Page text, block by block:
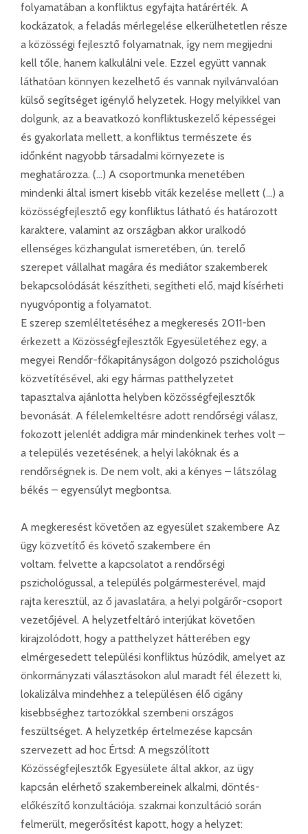
folyamatában a konfliktus egyfajta határérték. A
kockázatok, a feladás mérlegelése elkerülhetetlen része
a közösségi fejlesztő folyamatnak, így nem megijedni
kell tőle, hanem kalkulálni vele. Ezzel együtt vannak
láthatóan könnyen kezelhető és vannak nyilvánvalóan
külső segítséget igénylő helyzetek. Hogy melyikkel van
dolgunk, az a beavatkozó konfliktuskezelő képességei
és gyakorlata mellett, a konfliktus természete és
időnként nagyobb társadalmi környezete is
meghatározza. (…) A csoportmunka menetében
mindenki által ismert kisebb viták kezelése mellett (…) a
közösségfejlesztő egy konfliktus látható és határozott
karaktere, valamint az országban akkor uralkodó
ellenséges közhangulat ismeretében, ún. terelő
szerepet vállalhat magára és mediátor szakemberek
bekapcsolódását készítheti, segítheti elő, majd kísérheti
nyugvópontig a folyamatot.
E szerep szemléltetéséhez a megkeresés 2011-ben
érkezett a Közösségfejlesztők Egyesületéhez egy, a
megyei Rendőr-főkapitányságon dolgozó pszichológus
közvetítésével, aki egy hármas patthelyzetet
tapasztalva ajánlotta helyben közösségfejlesztők
bevonását. A félelemkeltésre adott rendőrségi válasz,
fokozott jelenlét addigra már mindenkinek terhes volt –
a település vezetésének, a helyi lakóknak és a
rendőrségnek is. De nem volt, aki a kényes – látszólag
békés – egyensúlyt megbontsa.
A megkeresést követően az egyesület szakembere Az
ügy közvetítő és követő szakembere én
voltam. felvette a kapcsolatot a rendőrségi
pszichológussal, a település polgármesterével, majd
rajta keresztül, az ő javaslatára, a helyi polgárőr-csoport
vezetőjével. A helyzetfeltáró interjúkat követően
kirajzolódott, hogy a patthelyzet hátterében egy
elmérgesedett települési konfliktus húzódik, amelyet az
önkormányzati választásokon alul maradt fél élezett ki,
lokalizálva mindehhez a településen élő cigány
kisebbséghez tartozókkal szembeni országos
feszültséget. A helyzetkép értelmezése kapcsán
szervezett ad hoc Értsd: A megszólított
Közösségfejlesztők Egyesülete által akkor, az ügy
kapcsán elérhető szakembereinek alkalmi, döntés-
előkészítő konzultációja. szakmai konzultáció során
felmerült, megerősítést kapott, hogy a helyzet: